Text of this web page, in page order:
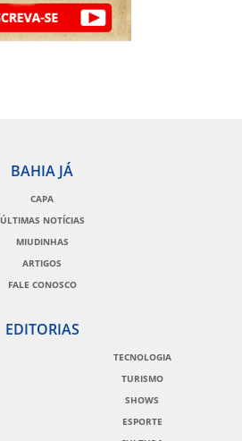
BAHIA JÁ
CAPA
ÚLTIMAS NOTÍCIAS
MIUDINHAS
ARTIGOS
FALE CONOSCO
EDITORIAS
TECNOLOGIA
TURISMO
SHOWS
ESPORTE